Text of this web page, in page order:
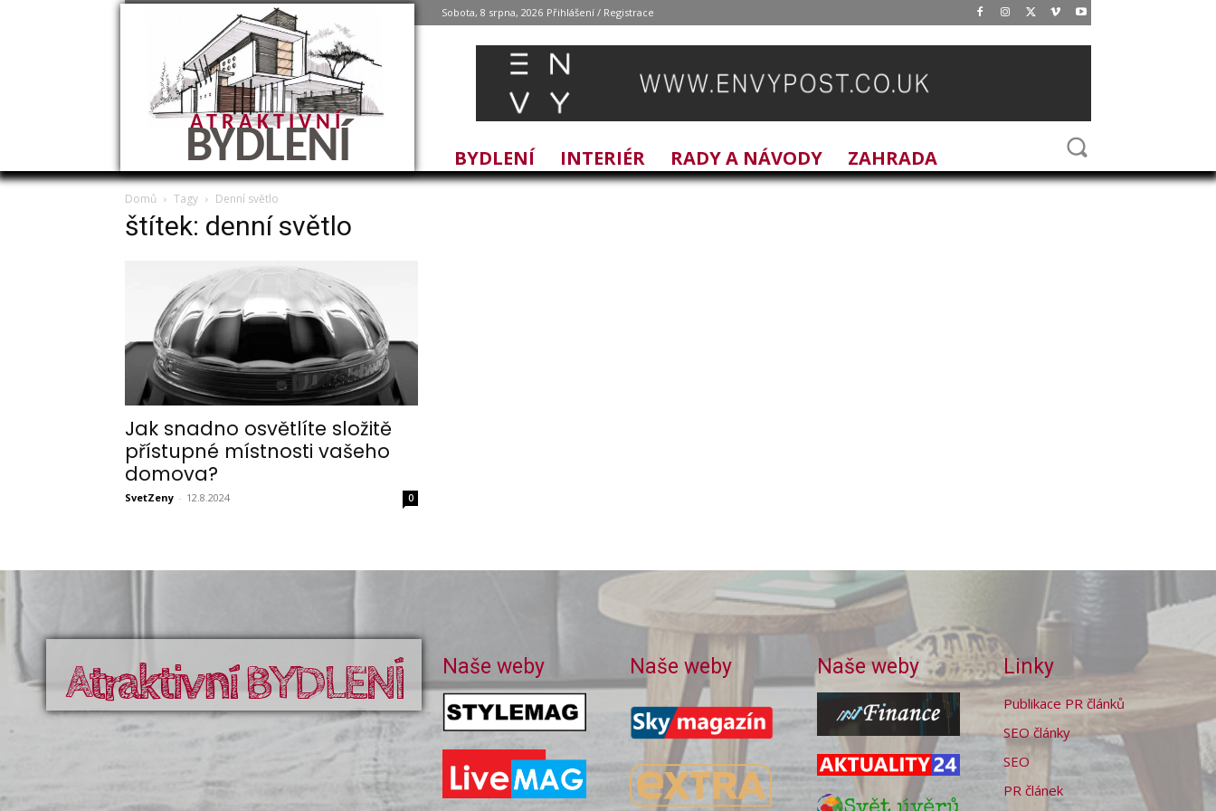
Sobota, 8 srpna, 2026 Přihlášení / Registrace
ATRAKTIVNÍ
BYDLENÍ BYDLENÍ INTERIÉR RADY A NÁVODY ZAHRADA
Domů Tagy Denní světlo
štítek: denní světlo
Jak snadno osvětlíte složitě
přístupné místnosti vašeho
domova?
SvetZeny - 12.8.2024 0
Atraktivní BYDLENÍ Naše weby Naše weby Naše weby Linky
Publikace PR článků
SEO články
SEO
PR článek